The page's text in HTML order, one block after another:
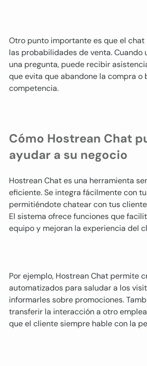
Otro punto importante es que el
las probabilidades de venta. Cuando
una pregunta, puede recibir
que evita que abandone la compra o
competencia.
Cómo Hostrean Chat
ayudar a su negocio
Hostrean Chat es una herramienta
eficiente. Se integra fácilmente con
permitiéndote chatear con tus
El sistema ofrece funciones que
equipo y mejoran la experiencia del
Por ejemplo, Hostrean Chat permite
automatizados para saludar a los
informarles sobre promociones.
transferir la interacción a otro
que el cliente siempre hable con la